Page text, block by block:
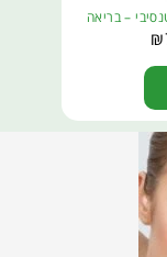
– בריאה
₪